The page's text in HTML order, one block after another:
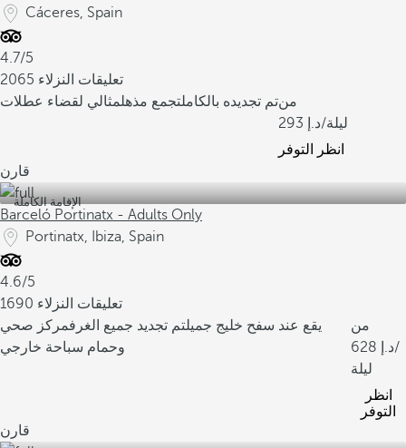
Cáceres, Spain
4.7/5
2065 تعليقات النزلاء
تم تجديده بالكاملتجمع مذهلمثالي لقضاء عطلات
من
293
/ليلة
انظر التوفر
قارن
الإقامة الكاملة
Barceló Portinatx - Adults Only
Portinatx, Ibiza, Spain
4.6/5
1690 تعليقات النزلاء
يقع عند سفح خليج جميلتم تجديد جميع الغرفمركز صحي
وحمام سباحة خارجي
من
628
/
ليلة
انظر
التوفر
قارن